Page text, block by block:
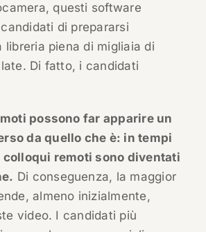
questi software
di prepararsi
libreria piena di migliaia di
Di fatto, i candidati
possono far apparire un
da quello che è: in tempi
colloqui remoti sono diventati
Di conseguenza, la maggior
almeno inizialmente,
video. I candidati più